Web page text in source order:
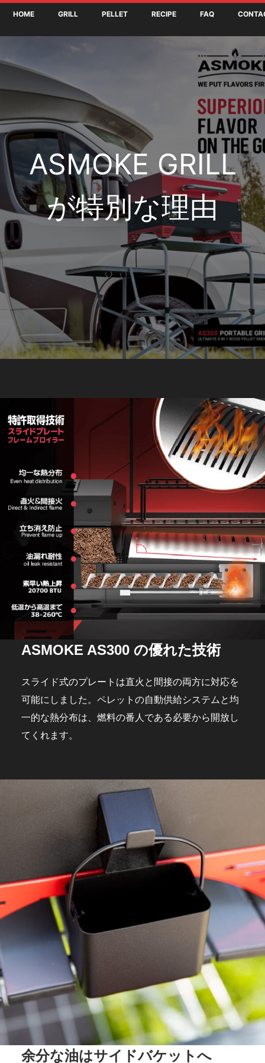
HOME GRILL PELLET RECIPE FAQ
ASMOKE GRILL
が特別な理由
ASMOKE AS300 の優れた技術
スライド式のプレートは直火と間接の両方に対応を
可能にしました。ペレットの自動供給システムと均
一的な熱分布は、燃料の番人である必要から開放し
てくれます。
余分な油はサイドバケットへ